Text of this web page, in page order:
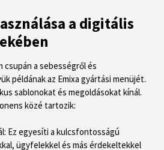
a digitális
a sebességről és
példának az Emixa gyártási menüjét.
sablonokat és megoldásokat kínál.
közé tartozik:
egyesíti a kulcsfontosságú
ügyfelekkel és más érdekeltekkel